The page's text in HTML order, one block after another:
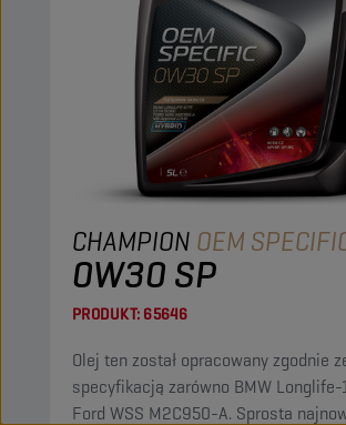
CHAMPION OEM
0W30 SP
PRODUKT: 65646
Olej ten został opracowany zgodnie
specyfikacją zarówno BMW Longlife-
Ford WSS M2C950-A. Sprosta